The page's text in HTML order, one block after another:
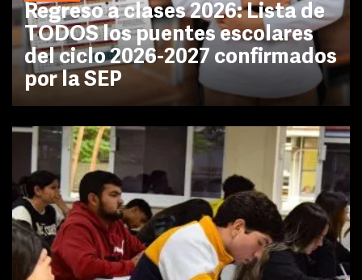
Regreso a clases 2026: Lista de
TODOS los puentes escolares
del ciclo 2026-2027 confirmados
por la SEP